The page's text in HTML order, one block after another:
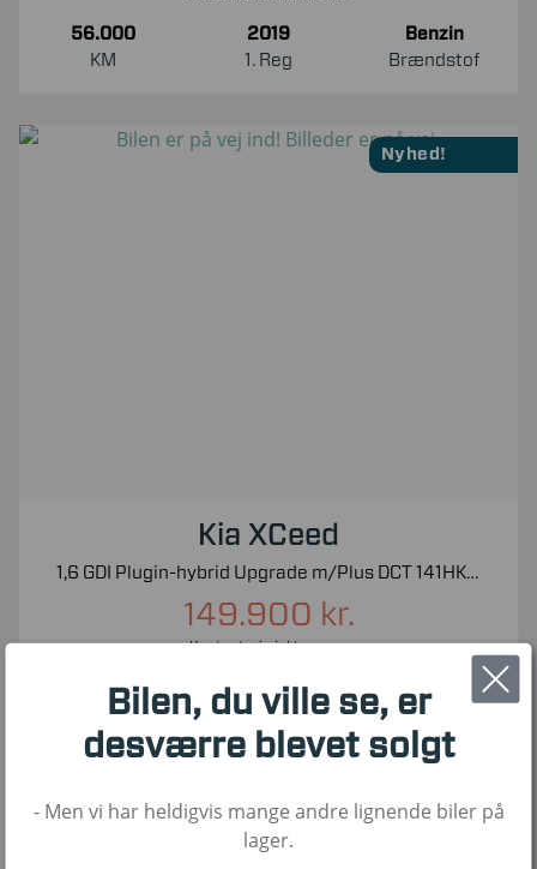
56.000
KM
2019
1. Reg
Benzin
Brændstof
Nyhed!
Kia XCeed
1,6 GDI Plugin-hybrid Upgrade m/Plus DCT 141HK 5d 6g Aut.
149.900 kr.
Kontantpris inkl. moms
65.000
KM
2020
1. Reg
Hybrid
Brændstof
Nyhed!
Bilen, du ville se, er
desværre blevet solgt
- Men vi har heldigvis mange andre lignende biler på
lager.